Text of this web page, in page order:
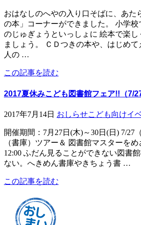
おはなしのへやの入り口そばに、あた
の本」コーナーができました。 小学
のじゅぎょうといっしょに 絵本で楽
ましょう。 ＣＤつきの本や、はじめ
人の …
この記事を読む
2017夏休みこども図書館フェア!!（7/
2017年7月14日 おしらせこども向けイ
開催期間：7月27日(木)～30日(日) 7/
（書庫）ツアー＆ 図書館マスターを
12:00 ふだん見ることができない図書
ない。へきめん書庫やきちょう書 …
この記事を読む